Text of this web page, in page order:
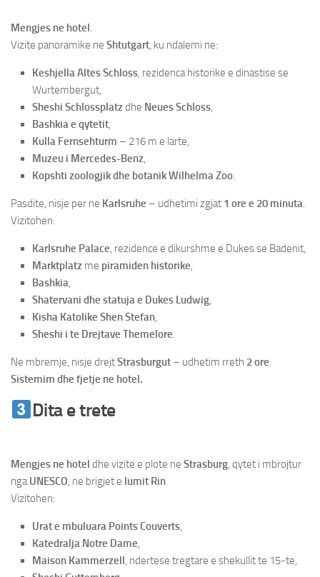
Mengjes ne hotel.
Vizite panoramike ne Shtutgart, ku ndalemi ne:
Keshjella Altes Schloss, rezidenca historike e dinastise se
Wurtembergut,
Sheshi Schlossplatzdhe Neues Schloss,
Bashkia e qytetit,
Kulla Fernsehturm – 216 m e larte,
Muzeu i Mercedes-Benz,
Kopshti zoologjik dhe botanik Wilhelma Zoo.
Pasdite, nisje per ne Karlsruhe – udhetimi zgjat 1 ore e 20 minuta.
Vizitohen:
Karlsruhe Palace, rezidence e dikurshme e Dukes se Badenit,
Marktplatz me piramiden historike,
Bashkia,
Shatervani dhe statuja e Dukes Ludwig,
Kisha Katolike Shen Stefan,
Sheshi i te Drejtave Themelore.
Ne mbremje, nisje drejtStrasburgut – udhetim rreth 2 ore.
Sistemim dhe fjetje ne hotel.
Dita e trete
Mengjes ne hotel dhe vizite e plote ne Strasburg, qytet i mbrojtur
ngaUNESCO, ne brigjet e lumit Rin.
Vizitohen:
Urat e mbuluara Points Couverts,
Katedralja Notre Dame,
Maison Kammerzell, ndertese tregtare e shekullit te 15-te,